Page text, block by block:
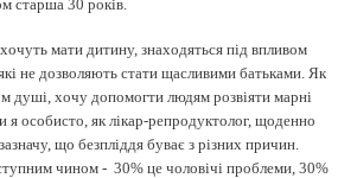
старша 30 років.
мати дитину, знаходяться під впливом
не дозволяють стати щасливими батьками. Як
душі, хочу допомогти людям розвіяти марні
я особисто, як лікар-репродуктолог, щоденно
що безпліддя буває з різних причин.
чином - 30% це чоловічі проблеми, 30%